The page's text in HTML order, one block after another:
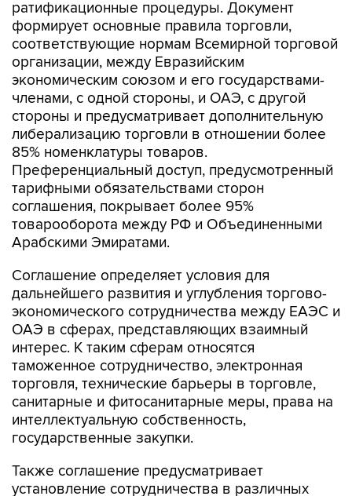
ратификационные процедуры. Документ
формирует основные правила торговли,
соответствующие нормам Всемирной торговой
организации, между Евразийским
экономическим союзом и его государствами-
членами, с одной стороны, и ОАЭ, с другой
стороны и предусматривает дополнительную
либерализацию торговли в отношении более
85% номенклатуры товаров.
Преференциальный доступ, предусмотренный
тарифными обязательствами сторон
соглашения, покрывает более 95%
товарооборота между РФ и Объединенными
Арабскими Эмиратами.
Соглашение определяет условия для
дальнейшего развития и углубления торгово-
экономического сотрудничества между ЕАЭС и
ОАЭ в сферах, представляющих взаимный
интерес. К таким сферам относятся
таможенное сотрудничество, электронная
торговля, технические барьеры в торговле,
санитарные и фитосанитарные меры, права на
интеллектуальную собственность,
государственные закупки.
Также соглашение предусматривает
установление сотрудничества в различных